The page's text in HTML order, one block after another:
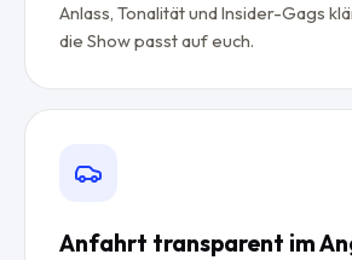
Anlass, Tonalität und Insider-Gags
die Show passt auf euch.
Anfahrt transparent im